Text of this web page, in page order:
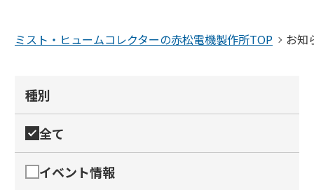
ミスト・ヒュームコレクターの赤松電機製作所TOP お知
種別
全て
イベント情報